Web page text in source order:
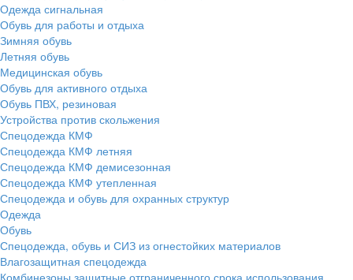
Одежда сигнальная
Обувь для работы и отдыха
Зимняя обувь
Летняя обувь
Медицинская обувь
Обувь для активного отдыха
Обувь ПВХ, резиновая
Устройства против скольжения
Спецодежда КМФ
Спецодежда КМФ летняя
Спецодежда КМФ демисезонная
Спецодежда КМФ утепленная
Спецодежда и обувь для охранных структур
Одежда
Обувь
Спецодежда, обувь и СИЗ из огнестойких материалов
Влагозащитная спецодежда